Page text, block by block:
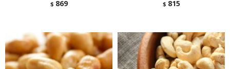
$ 869 $ 815